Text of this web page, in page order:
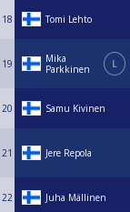
18 Tomi Lehto
19
Mika
Parkkinen
L
20 Samu Kivinen
21 Jere Repola
22 Juha Mällinen